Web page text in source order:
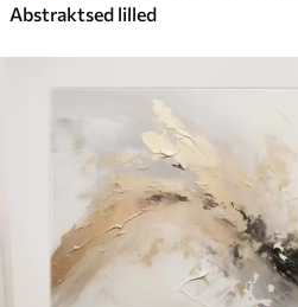
Abstraktsed lilled